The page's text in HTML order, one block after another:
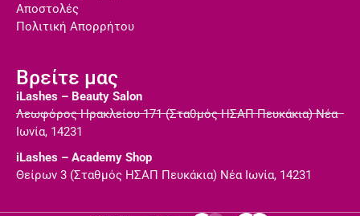
Αποστολές
Πολιτική Απορρήτου
Βρείτε μας
iLashes – Beauty Salon
Λεωφόρος Ηρακλείου 171 (Σταθμός ΗΣΑΠ Πευκάκια) Νέα
Ιωνία, 14231
iLashes – Academy Shop
Θείρων 3 (Σταθμός ΗΣΑΠ Πευκάκια) Νέα Ιωνία, 14231